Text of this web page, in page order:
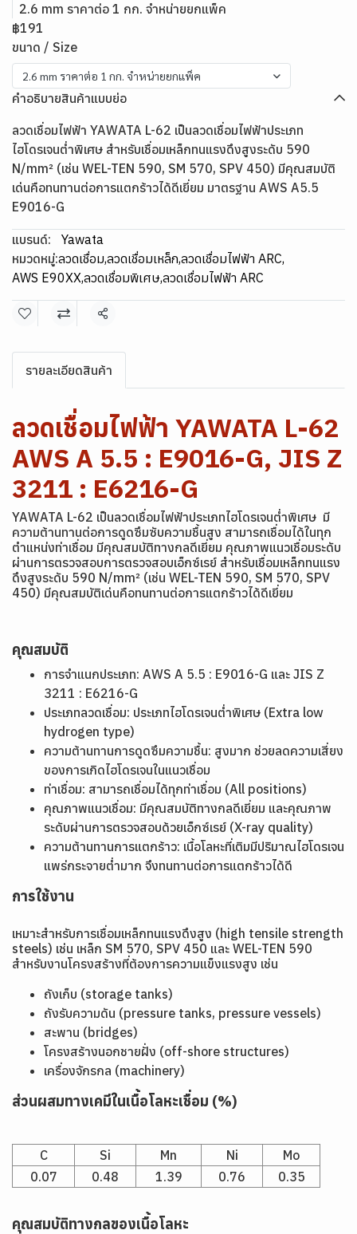
2.6 mm ราคาต่อ 1 กก. จำหน่ายยกแพ็ค
฿191
ขนาด / Size
2.6 mm ราคาต่อ 1 กก. จำหน่ายยกแพ็ค
คำอธิบายสินค้าแบบย่อ
ลวดเชื่อมไฟฟ้า YAWATA L-62 เป็นลวดเชื่อมไฟฟ้าประเภท
ไฮโดรเจนต่ำพิเศษ สำหรับเชื่อมเหล็กทนแรงดึงสูงระดับ 590
N/mm² (เช่น WEL-TEN 590, SM 570, SPV 450) มีคุณสมบัติ
เด่นคือทนทานต่อการแตกร้าวได้ดีเยี่ยม มาตรฐาน AWS A5.5
E9016-G
แบรนด์:
Yawata
หมวดหมู่:ลวดเชื่อม,ลวดเชื่อมเหล็ก,ลวดเชื่อมไฟฟ้า ARC,
AWS E90XX,ลวดเชื่อมพิเศษ,ลวดเชื่อมไฟฟ้า ARC
แชร์
รายละเอียดสินค้า
ลวดเชื่อมไฟฟ้า YAWATA L-62
AWS A 5.5 : E9016-G, JIS Z
3211 : E6216-G
YAWATA L-62 เป็นลวดเชื่อมไฟฟ้าประเภทไฮโดรเจนต่ำพิเศษ มี
ความต้านทานต่อการดูดซึมซับความชื้นสูง สามารถเชื่อมได้ในทุก
ตำแหน่งท่าเชื่อม มีคุณสมบัติทางกลดีเยี่ยม คุณภาพแนวเชื่อมระดับ
ผ่านการตรวจสอบการตรวจสอบเอ็กซ์เรย์ สำหรับเชื่อมเหล็กทนแรง
ดึงสูงระดับ 590 N/mm² (เช่น WEL-TEN 590, SM 570, SPV
450) มีคุณสมบัติเด่นคือทนทานต่อการแตกร้าวได้ดีเยี่ยม
คุณสมบัติ
การจำแนกประเภท: AWS A 5.5 : E9016-G และ JIS Z
3211 : E6216-G
ประเภทลวดเชื่อม: ประเภทไฮโดรเจนต่ำพิเศษ (Extra low
hydrogen type)
ความต้านทานการดูดซึมความชื้น: สูงมาก ช่วยลดความเสี่ยง
ของการเกิดไฮโดรเจนในแนวเชื่อม
ท่าเชื่อม: สามารถเชื่อมได้ทุกท่าเชื่อม (All positions)
คุณภาพแนวเชื่อม: มีคุณสมบัติทางกลดีเยี่ยม และคุณภาพ
ระดับผ่านการตรวจสอบด้วยเอ็กซ์เรย์ (X-ray quality)
ความต้านทานการแตกร้าว: เนื้อโลหะที่เติมมีปริมาณไฮโดรเจน
แพร่กระจายต่ำมาก จึงทนทานต่อการแตกร้าวได้ดี
การใช้งาน
เหมาะสำหรับการเชื่อมเหล็กทนแรงดึงสูง (high tensile strength
steels) เช่น เหล็ก SM 570, SPV 450 และ WEL-TEN 590
สำหรับงานโครงสร้างที่ต้องการความแข็งแรงสูง เช่น
ถังเก็บ (storage tanks)
ถังรับความดัน (pressure tanks, pressure vessels)
สะพาน (bridges)
โครงสร้างนอกชายฝั่ง (off-shore structures)
เครื่องจักรกล (machinery)
ส่วนผสมทางเคมีในเนื้อโลหะเชื่อม (%)
C Si Mn Ni
Mo
0.07
0.48 1.39 0.76 0.35
คุณสมบัติทางกลของเนื้อโลหะ